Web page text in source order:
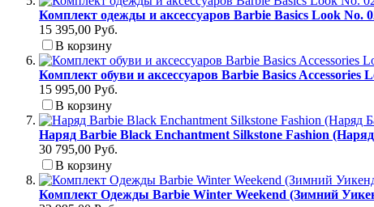
Комплект одежды и аксессуаров Barbie Basics Look
15 395,00 Руб.
В корзину
Комплект обуви и аксессуаров Barbie Basics
15 995,00 Руб.
В корзину
Наряд Barbie Black Enchantment Silkstone Fashion
30 795,00 Руб.
В корзину
Комплект Одежды Barbie Winter Weekend (Зимний